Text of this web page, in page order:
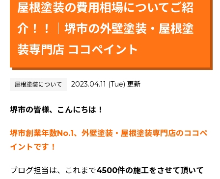
屋根塗装の費用相場についてご紹
介！！｜堺市の外壁塗装・屋根塗
装専門店 ココペイント
屋根塗装について 2023.04.11 (Tue) 更新
堺市の皆様、こんにちは！
堺市創業年数No.1、外壁塗装・屋根塗装専門店のココペ
イントです！
ブログ担当は、これまで4500件の施工をさせて頂いて